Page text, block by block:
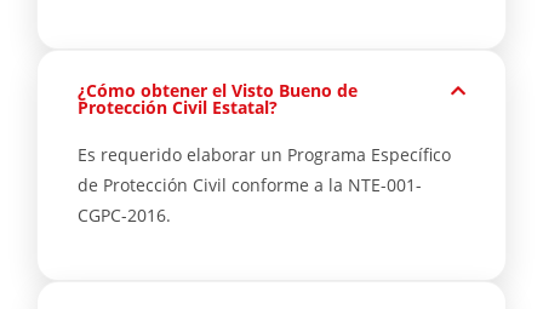
¿Cómo obtener el Visto Bueno de
Protección Civil Estatal?
Es requerido elaborar un Programa Específico
de Protección Civil conforme a la NTE-001-
CGPC-2016.